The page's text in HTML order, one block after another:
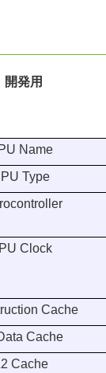
開発用
Name
Type
Clock
Cache
Cache
Cache